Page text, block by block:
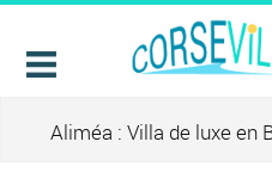
Aliméa : Villa de luxe en